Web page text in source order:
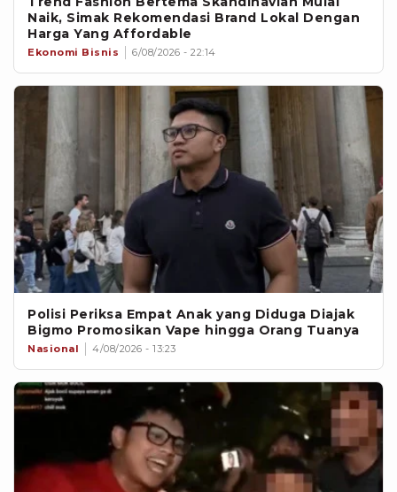
Naik, Simak Rekomendasi Brand Lokal Dengan
Harga Yang Affordable
Ekonomi Bisnis 6/08/2026 - 22:14
Polisi Periksa Empat Anak yang Diduga Diajak
Bigmo Promosikan Vape hingga Orang Tuanya
Nasional 4/08/2026 - 13:23